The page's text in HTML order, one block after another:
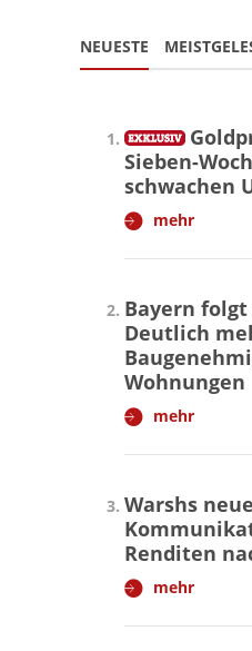
NEUESTE
Sieben-
schwachen
mehr
Bayern
Deutlich
Wohnungen
mehr
Warshs
Renditen
mehr